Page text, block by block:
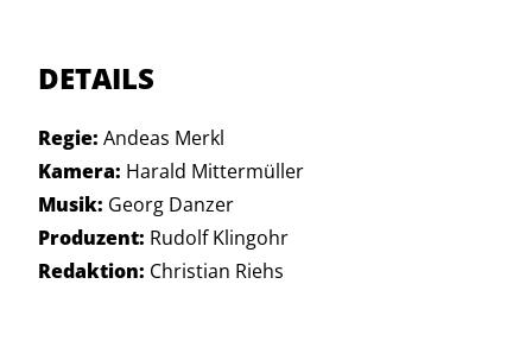
DETAILS
Regie: Andeas Merkl
Kamera: Harald Mittermüller
Musik: Georg Danzer
Produzent: Rudolf Klingohr
Redaktion: Christian Riehs